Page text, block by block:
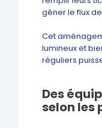
gêner le flux
Cet
lumineux et
réguliers
Des
selon les